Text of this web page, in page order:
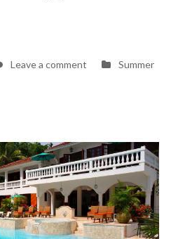
near summer villa Emilia »
Leave a commenton
villa
Emilia
Summer